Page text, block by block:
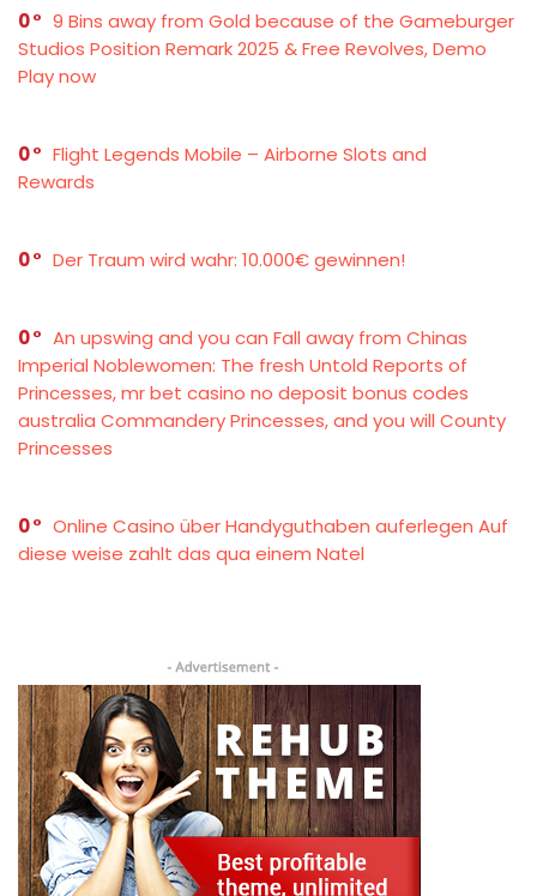
0
9 Bins away from Gold because of the Gameburger
Studios Position Remark 2025 & Free Revolves, Demo
Play now
0
Flight Legends Mobile – Airborne Slots and
Rewards
0 Der Traum wird wahr: 10.000€ gewinnen!
0
An upswing and you can Fall away from Chinas
Imperial Noblewomen: The fresh Untold Reports of
Princesses, mr bet casino no deposit bonus codes
australia Commandery Princesses, and you will County
Princesses
0
Online Casino über Handyguthaben auferlegen Auf
diese weise zahlt das qua einem Natel